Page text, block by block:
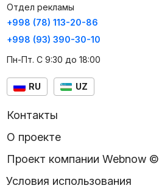
Отдел рекламы
+998 (78) 113-20-86
+998 (93) 390-30-10
Пн-Пт. С 9:30 до 18:00
RU UZ
Контакты
О проекте
Проект компании Webnow ©
Условия использования